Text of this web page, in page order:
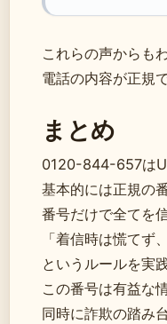
これらの声からも
電話の内容が正規
まとめ
0120-844-657は
基本的には正規の
番号だけで全てを
「着信時は慌てず
というルールを実
この番号は有益な
同時に詐欺の踏み